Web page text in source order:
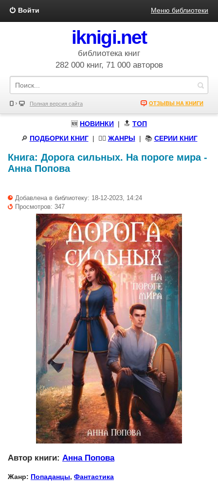
Войти Меню библиотеки
iknigi.net
библиотека книг
282 000 книг, 71 000 авторов
Полная версия сайта ОТЗЫВЫ НА КНИГИ
🆕 НОВИНКИ | 🔝 ТОП
🔎 ПОДБОРКИ КНИГ| 🧝‍♀️ ЖАНРЫ | 📚 СЕРИИ КНИГ
Книга: Дорога сильных. На пороге мира-
Анна Попова
Добавлена в библиотеку: 18-12-2023, 14:24
Просмотров: 347
Автор книги: Анна Попова
Жанр: Попаданцы, Фантастика